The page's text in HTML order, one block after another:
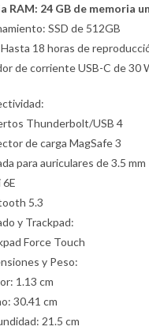
RAM: 24 GB de memoria
SSD de 512GB
18 horas de
de corriente USB-C de 30
Thunderbolt/USB 4
de carga MagSafe 3
para auriculares de 3.5 mm
6E
5.3
y Trackpad:
Force Touch
y Peso:
1.13 cm
30.41 cm
21.5 cm